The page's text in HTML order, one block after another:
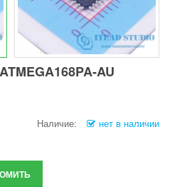
AU
Наличие: нет в наличии